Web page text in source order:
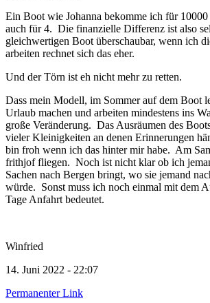
Ein Boot wie Johanna bekomme ich für
auch für 4. Die finanzielle Differenz ist also
gleichwertigen Boot überschaubar, wenn ich
arbeiten rechnet sich das eher.
Und der Törn ist eh nicht mehr zu retten.
Dass mein Modell, im Sommer auf dem Boot
Urlaub machen und arbeiten mindestens ins
große Veränderung. Das Ausräumen des
vieler Kleinigkeiten an denen Erinnerungen
bin froh wenn ich das hinter mir habe. Am
frithjof fliegen. Noch ist nicht klar ob ich
Sachen nach Bergen bringt, wo sie jemand
würde. Sonst muss ich noch einmal mit dem
Tage Anfahrt bedeutet.
Winfried
14. Juni 2022 - 22:07
Permanenter Link